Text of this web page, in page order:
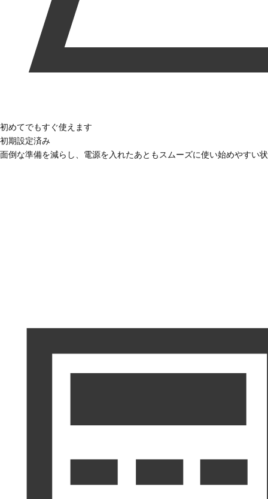
初めてでもすぐ使えます
初期設定済み
面倒な準備を減らし、電源を入れたあともスムーズに使い始めやすい